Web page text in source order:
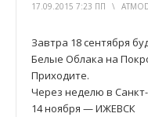
17.09.2015 7:23 ПП \
Завтра 18 сентября
Белые Облака на
Приходите.
Через неделю в
14 ноября — ИЖЕВСК